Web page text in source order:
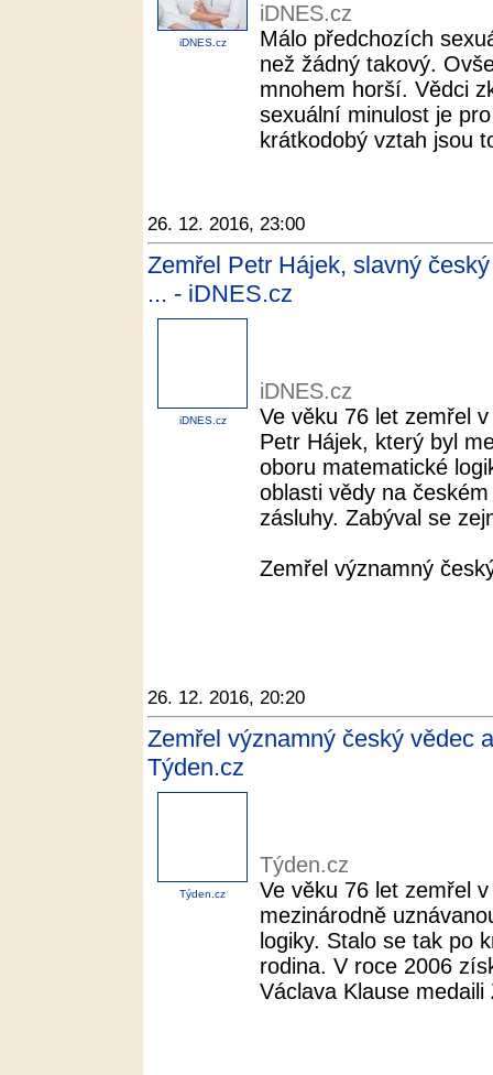
iDNES.cz
iDNES.cz
Málo předchozích
než žádný takový.
mnohem horší. Vědci
sexuální minulost je
krátkodobý vztah jsou
26. 12. 2016, 23:00
Zemřel Petr Hájek, slavný
... - iDNES.cz
iDNES.cz
iDNES.cz
Ve věku 76 let zemřel
Petr Hájek, který byl
oboru matematické
oblasti vědy na
zásluhy. Zabýval se
Zemřel významný
26. 12. 2016, 20:20
Zemřel významný český vědec
Týden.cz
Týden.cz
Týden.cz
Ve věku 76 let zemřel
mezinárodně
logiky. Stalo se tak po
rodina. V roce 2006
Václava Klause medaili